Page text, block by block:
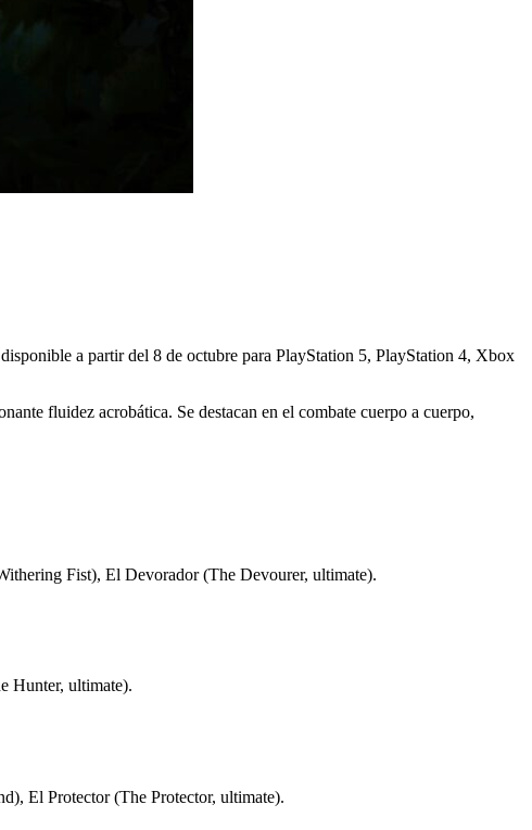
a partir del 8 de octubre para PlayStation 5, PlayStation 4, Xbox
fluidez acrobática. Se destacan en el combate cuerpo a cuerpo,
Fist), El Devorador (The Devourer, ultimate).
Hunter, ultimate).
El Protector (The Protector, ultimate).